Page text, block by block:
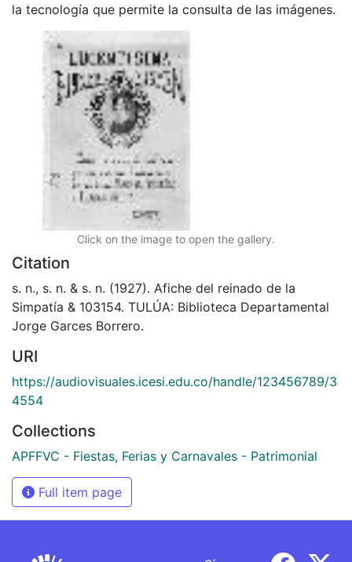
la tecnología que permite la consulta de las imágenes.
Click on the image to open the gallery.
Citation
s. n., s. n. & s. n. (1927). Afiche del reinado de la
Simpatía & 103154. TULÚA: Biblioteca Departamental
Jorge Garces Borrero.
URI
https://audiovisuales.icesi.edu.co/handle/123456789/3
4554
Collections
APFFVC - Fiestas, Ferias y Carnavales - Patrimonial
Full item page